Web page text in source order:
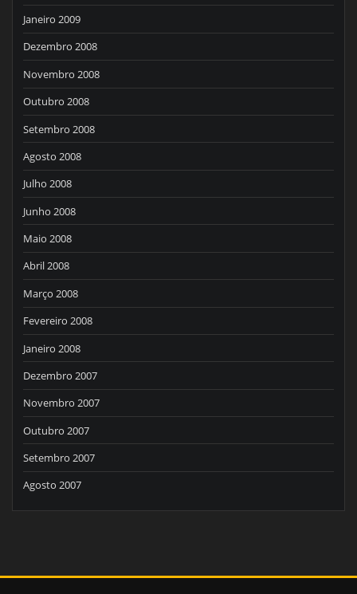
Janeiro 2009
Dezembro 2008
Novembro 2008
Outubro 2008
Setembro 2008
Agosto 2008
Julho 2008
Junho 2008
Maio 2008
Abril 2008
Março 2008
Fevereiro 2008
Janeiro 2008
Dezembro 2007
Novembro 2007
Outubro 2007
Setembro 2007
Agosto 2007